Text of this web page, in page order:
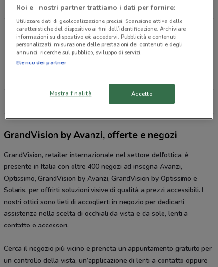
10.1 km
APERTO
Corso Francia, 387 Bis C Torino
11.8 km
APERTO
Via Garibaldi, 10 Torino
Tutti i negozi GrandVision by Avanzi
GrandVision by Avanzi, offerte e negozi
GrandVision, retailer internazionale nel settore dell’ottica, è
presente in Italia con oltre 400 negozi ad insegna Avanzi,
Optissimo, GrandVision by Avanzi, GrandVision by Optissimo e
Solaris, per offrirti soluzioni visive di qualità a prezzi accessibili. I
nostri ottici sono lieti di accoglierti in negozio per dedicarti
assistenza nella scelta di occhiali da vista e da sole, lenti a
contatto e accessori.
Cerca il negozio più vicino e prenota un appuntamento gratuito per
un controllo della vista, un’applicazione di lenti a contatto oppure
Noi e i nostri partner trattiamo i dati per fornire:
Utilizzare dati di geolocalizzazione precisi. Scansione attiva delle
caratteristiche del dispositivo ai fini dell’identificazione. Archiviare
informazioni su dispositivo e/o accedervi. Pubblicità e contenuti
personalizzati, misurazione delle prestazioni dei contenuti e degli
annunci, ricerche sul pubblico, sviluppo di servizi.
Elenco dei partner
Mostra finalità Accetto